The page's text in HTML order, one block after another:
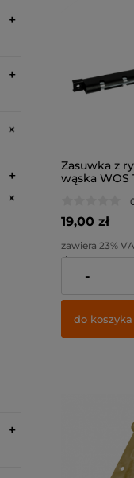
Zasuwka z
wąska WOS
19,00 zł
zawiera 23%
dostawy
Cena netto:
-
do koszyka